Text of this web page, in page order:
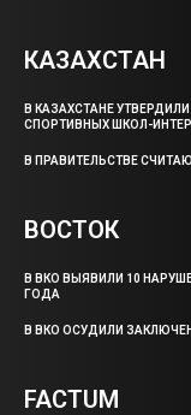
КАЗАХСТАН
В КАЗАХСТАНЕ
СПОРТИВНЫХ ШКОЛ-
В ПРАВИТЕЛЬСТВЕ
ВОСТОК
В ВКО ВЫЯВИЛИ 10
ГОДА
В ВКО ОСУДИЛИ
FACTUM